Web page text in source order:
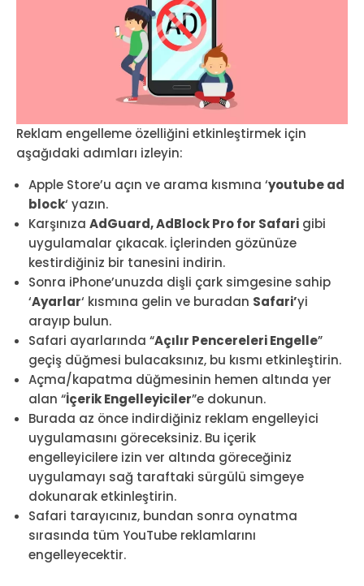
Reklam engelleme özelliğini etkinleştirmek için
aşağıdaki adımları izleyin:
Apple Store’u açın ve arama kısmına ‘youtube ad
block‘ yazın.
Karşınıza AdGuard, AdBlock Pro for Safari gibi
uygulamalar çıkacak. İçlerinden gözünüze
kestirdiğiniz bir tanesini indirin.
Sonra iPhone’unuzda dişli çark simgesine sahip
‘Ayarlar‘ kısmına gelin ve buradan Safari’yi
arayıp bulun.
Safari ayarlarında “Açılır Pencereleri Engelle”
geçiş düğmesi bulacaksınız, bu kısmı etkinleştirin.
Açma/kapatma düğmesinin hemen altında yer
alan “İçerik Engelleyiciler”e dokunun.
Burada az önce indirdiğiniz reklam engelleyici
uygulamasını göreceksiniz. Bu içerik
engelleyicilere izin ver altında göreceğiniz
uygulamayı sağ taraftaki sürgülü simgeye
dokunarak etkinleştirin.
Safari tarayıcınız, bundan sonra oynatma
sırasında tüm YouTube reklamlarını
engelleyecektir.